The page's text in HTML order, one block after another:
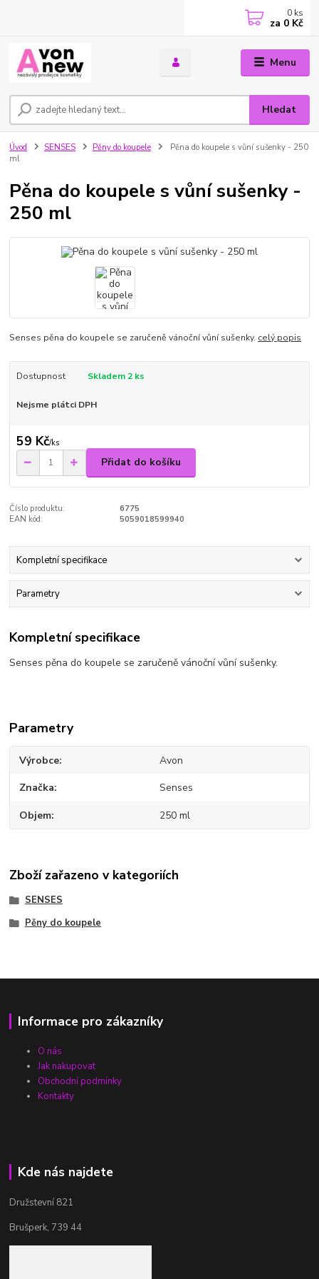
Menu
Hledat
0 ks
za 0 Kč
Úvod SENSES Pěny do koupele
Pěna do koupele s vůní sušenky - 250
ml
Pěna do koupele s vůní sušenky -
250 ml
Senses pěna do koupele se zaručeně vánoční vůní sušenky. celý popis
Dostupnost Skladem 2 ks
Nejsme plátci DPH
59 Kč/ks
Přidat do košíku
Číslo produktu:
6775
EAN kód:
5059018599940
Kompletní specifikace
Parametry
Kompletní specifikace
Senses pěna do koupele se zaručeně vánoční vůní sušenky.
Parametry
Výrobce Avon
Značka Senses
Objem 250 ml
Zboží zařazeno v kategoriích
SENSES
Pěny do koupele
Informace pro zákazníky
O nás
Jak nakupovat
Obchodní podmínky
Kontakty
Kde nás najdete
Družstevní 821
Brušperk, 739 44